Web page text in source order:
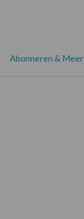
Abonneren & Meer